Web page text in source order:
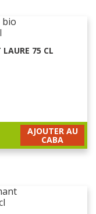
75 CL
AJOUTER AU
CABA